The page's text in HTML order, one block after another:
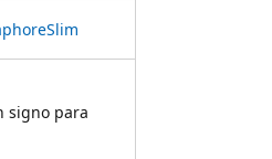
signo para